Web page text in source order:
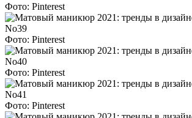
Фото: Pinterest
Фото: Pinterest
Фото: Pinterest
Фото: Pinterest